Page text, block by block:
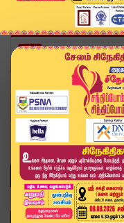
Home தொழில்நுட்பம்
தொழில்நுட்பம்